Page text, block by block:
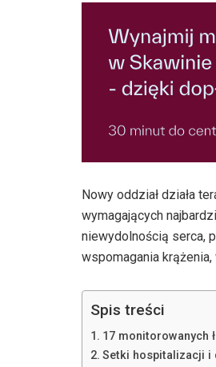
Nowy oddział działa
wymagających
niewydolnością serca,
wspomagania krążenia,
Spis treści
17 monitorowanych
Setki hospitalizacji i